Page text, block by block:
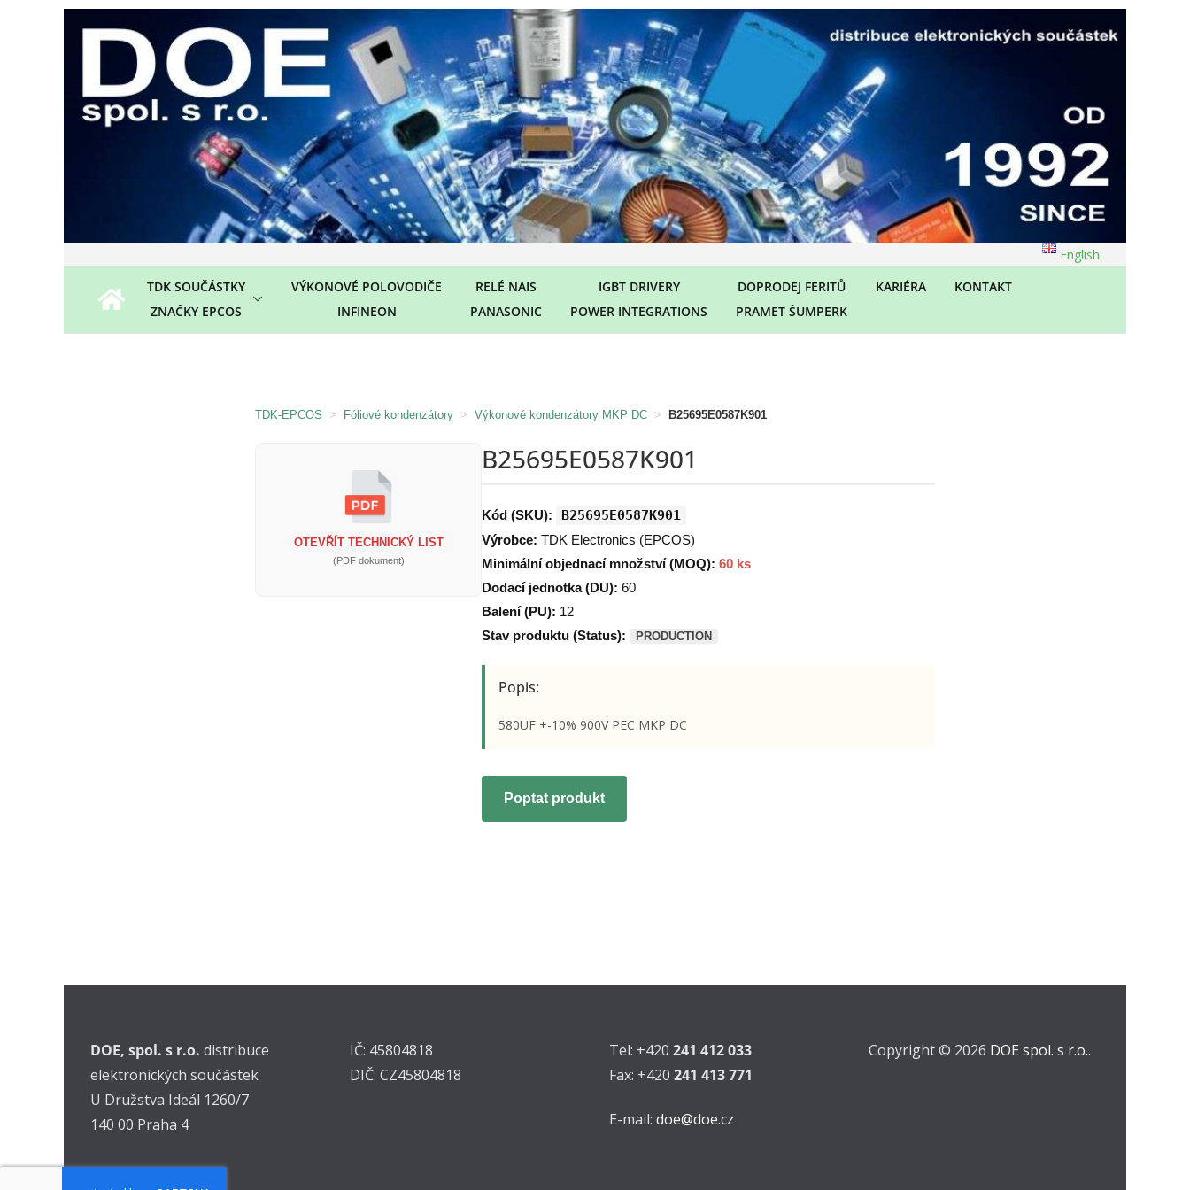
English
TDK SOUČÁSTKY
ZNAČKY EPCOS
VÝKONOVÉ POLOVODIČE
INFINEON
RELÉ NAIS
PANASONIC
IGBT DRIVERY
POWER INTEGRATIONS
DOPRODEJ FERITŮ
PRAMET ŠUMPERK
KARIÉRA KONTAKT
TDK-EPCOS > Fóliové kondenzátory > Výkonové kondenzátory MKP DC > B25695E0587K901
OTEVŘÍT TECHNICKÝ LIST
(PDF dokument)
B25695E0587K901
Kód (SKU): B25695E0587K901
Výrobce: TDK Electronics (EPCOS)
Minimální objednací množství (MOQ): 60 ks
Dodací jednotka (DU): 60
Balení (PU): 12
Stav produktu (Status):
PRODUCTION
Popis:
580UF +-10% 900V PEC MKP DC
Poptat produkt
DOE, spol. s r.o. distribuce
elektronických součástek
U Družstva Ideál 1260/7
140 00 Praha 4
IČ: 45804818
DIČ: CZ45804818
Tel: +420 241 412 033
Fax: +420 241 413 771
E-mail: doe@doe.cz
Copyright © 2026 DOE spol. s r.o..